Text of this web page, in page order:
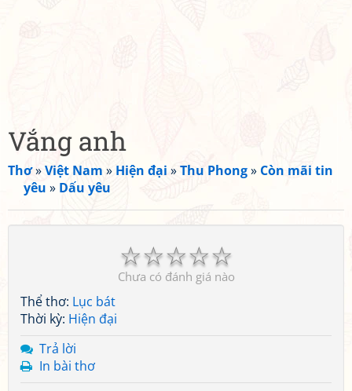
Vắng anh
Thơ»Việt Nam » Hiện đại »Thu Phong» Còn mãi tin
yêu » Dấu yêu
☆
☆
☆
☆
☆
Chưa có đánh giá nào
Thể thơ: Lục bát
Thời kỳ: Hiện đại
Trả lời
In bài thơ